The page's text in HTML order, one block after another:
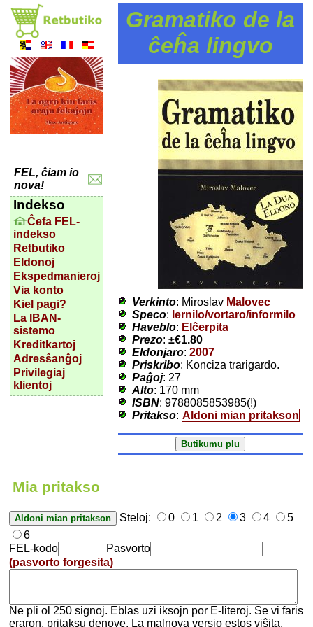
FEL, ĉiam io
nova!
Indekso
Ĉefa FEL-
indekso
Retbutiko
Eldonoj
Ekspedmanieroj
Via konto
Kiel pagi?
La IBAN-
sistemo
Kreditkartoj
Adresŝanĝoj
Privilegiaj
klientoj
Gramatiko de la
ĉeĥa lingvo
Verkinto: Miroslav Malovec
Speco: lernilo/vortaro/informilo
Haveblo: Elĉerpita
Prezo: ±€1.80
Eldonjaro: 2007
Priskribo: Konciza trarigardo.
Paĝoj: 27
Alto: 170 mm
ISBN: 9788085853985(!)
Pritakso: Aldoni mian pritakson
Mia pritakso
Steloj: 0 1 2 3 4
5
6
FEL-kodo
Pasvorto
(pasvorto forgesita)
Ne pli ol 250 signoj. Eblas uzi iksojn por E-literoj. Se vi faris
eraron, pritaksu denove. La malnova versio estos viŝita.